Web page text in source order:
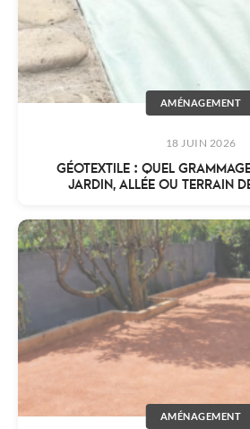
AMÉNAGEMENT
18 JUIN 2026
GÉOTEXTILE : QUEL
JARDIN, ALLÉE OU TERRAIN
AMÉNAGEMENT